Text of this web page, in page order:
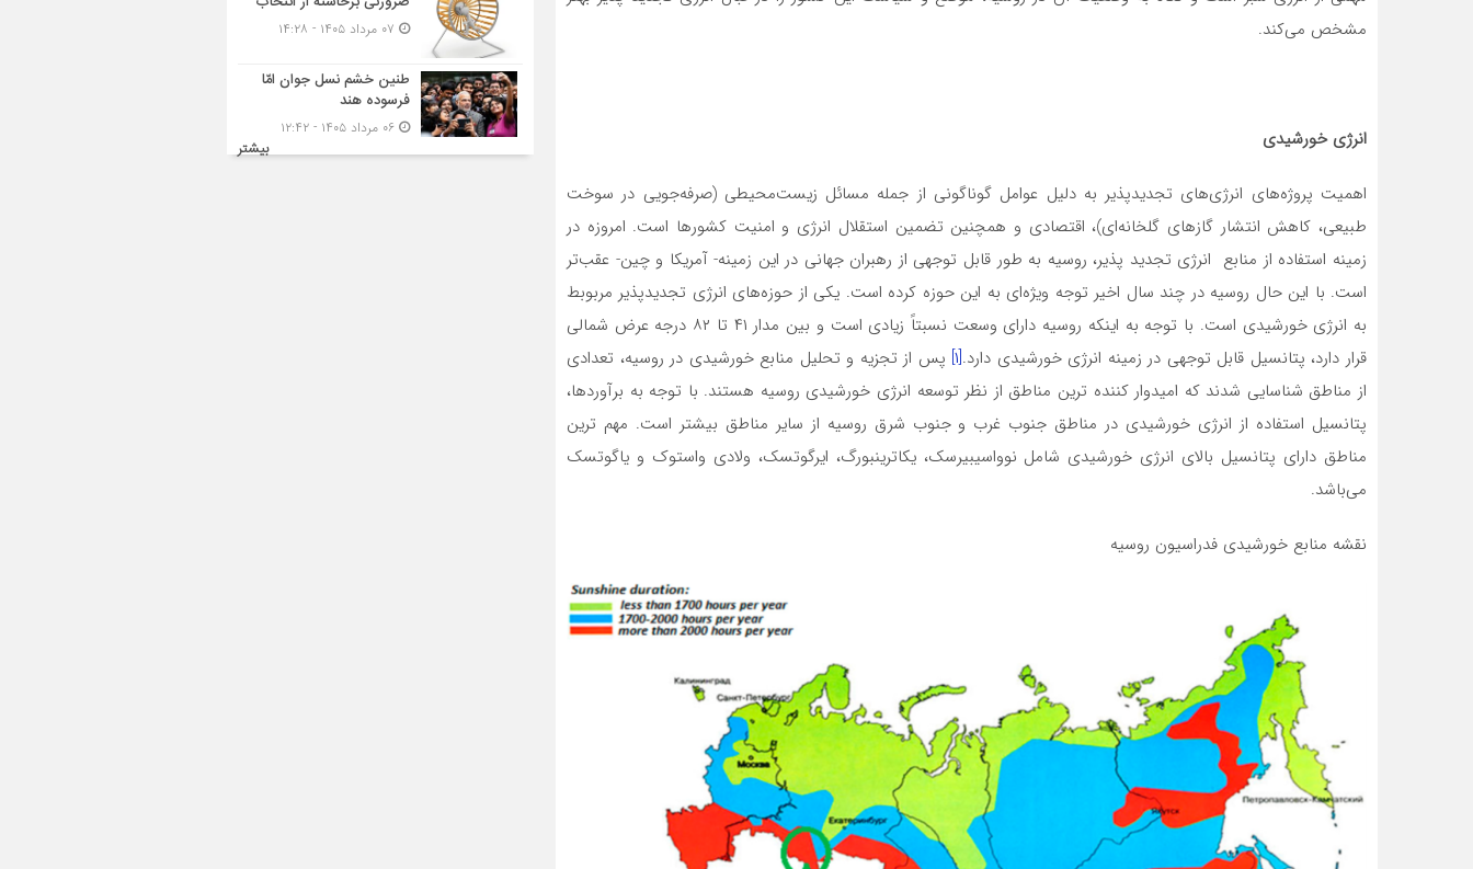
مشخص‌ می‌کند.
انرژی خورشیدی
اهمیت پروژه‌های انرژی‌های تجدیدپذیر به دلیل عوامل گوناگونی از جمله مسائل زیست‌محیطی (صرفه‌جویی در سوخت
طبیعی، کاهش انتشار گازهای گلخانه‌ای)، اقتصادی و همچنین تضمین استقلال انرژی و امنیت کشورها است. امروزه در
زمینه استفاده از منابع انرژی تجدید پذیر، روسیه به طور قابل توجهی از رهبران جهانی در این زمینه- آمریکا و چین- عقب‌تر
است. با این حال روسیه در چند سال اخیر توجه ویژه‌ای به این حوزه کرده است. یکی از حوزه‌های انرژی تجدیدپذیر مربوبط
به انرژی خورشیدی است. با توجه به اینکه روسیه دارای وسعت نسبتاً زیادی است و بین مدار ۴۱ تا ۸۲ درجه عرض شمالی
قرار دارد، پتانسیل قابل توجهی در زمینه انرژی خورشیدی دارد.[۱] پس از تجزیه و تحلیل منابع خورشیدی در روسیه، تعدادی
از مناطق شناسایی شدند که امیدوار کننده ترین مناطق از نظر توسعه انرژی خورشیدی روسیه هستند. با توجه به برآوردها،
پتانسیل استفاده از انرژی خورشیدی در مناطق جنوب غرب و جنوب شرق روسیه از سایر مناطق بیشتر است. مهم ترین
مناطق دارای پتانسیل بالای انرژی خورشیدی شامل نوواسیبیرسک، یکاترینبورگ، ایرگوتسک، ولادی واستوک و یاگوتسک‌
می‌باشد.
نقشه منابع خورشیدی فدراسیون روسیه
طنین خشم نسل جوان امّا
فرسوده هند
بیشتر